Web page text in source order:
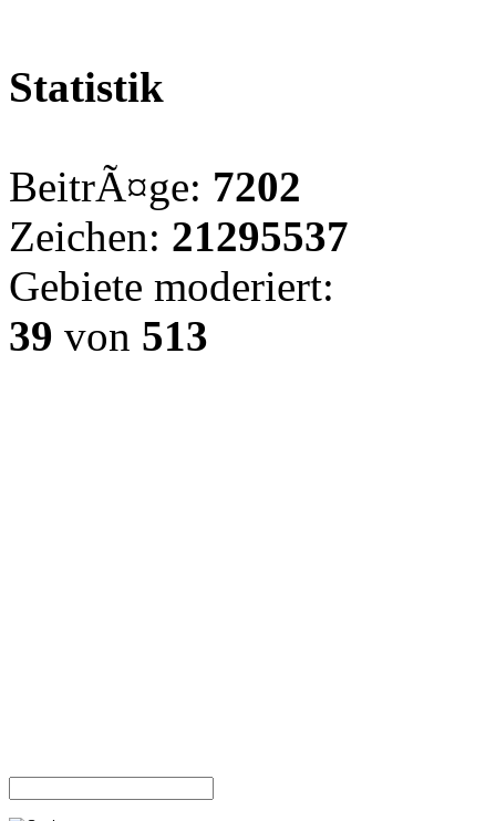
Statistik
BeitrÃ¤ge: 7202
Zeichen: 21295537
Gebiete moderiert:
39 von 513